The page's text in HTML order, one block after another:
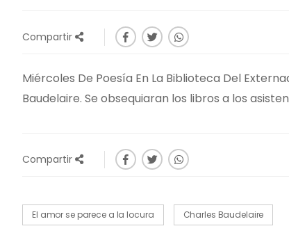
Compartir
Miércoles De Poesía En La Biblioteca Del
Baudelaire. Se obsequiaran los libros a los
Compartir
El amor se parece a la locura Charles Baudelaire